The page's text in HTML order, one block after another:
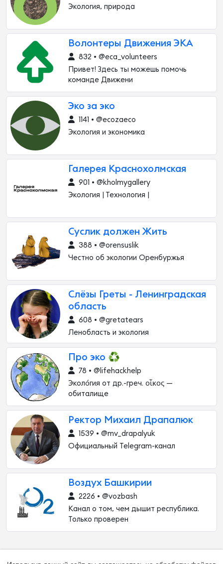
Экология, природа
Волонтеры Движения ЭКА
832 • @eca_volunteers
Привет! Здесь ты можешь помочь
команде Движени
Эко за эко
1141 • @ecozaeco
Экология и экономика
Галерея Краснохолмская
901 • @kholmygallery
Экология | Технология |
Суслик должен Жить
388 • @orensuslik
Честно об экологии Оренбуржья
Слёзы Греты - Ленинградская
область
608 • @gretatears
Ленобласть и экология
Про эко ♻️
78 • @lifehackhelp
Эколо́гия от др.-греч. οἶκος —
обиталище
Ректор Михаил Драпалюк
1539 • @mv_drapalyuk
Официальный Telegram-канал
Воздух Башкирии
2226 • @vozbash
Канал о том, чем дышит республика.
Только проверен